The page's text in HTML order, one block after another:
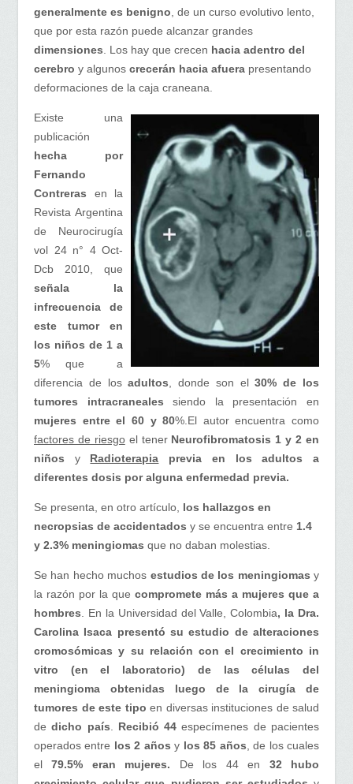
generalmente es benigno , de un curso evolutivo lento,
que por esta razón puede alcanzar grandes
dimensiones . Los hay que crecen hacia adentro del
cerebro y algunos crecerán hacia afuera presentando
deformaciones de la caja craneana.
Existe una
publicación
hecha por
Fernando
Contreras en la
Revista Argentina
de Neurocirugía
vol 24 n° 4 Oct-
Dcb 2010, que
señala la
infrecuencia de
este tumor en
los niños de 1 a
5% que a
diferencia de losadultos , donde son el30% de los
tumores intracraneales siendo la presentación en
mujeres entre el 60 y 80%.El autor encuentra como
factores de riesgoel tener Neurofibromatosis 1 y 2 en
niños y Radioterapia previa en los adultos a
diferentes dosis por alguna enfermedad previa.
Se presenta, en otro artículo, los hallazgos en
necropsias de accidentados y se encuentra entre 1.4
y 2.3% meningiomas que no daban molestias.
Se han hecho muchos estudios de los meningiomas y
la razón por la que compromete más a mujeres que a
hombres . En la Universidad del Valle, Colombia, la Dra.
Carolina Isaca presentó su estudio de alteraciones
cromosómicas y su relación con el crecimiento in
vitro (en el laboratorio) de las células del
meningioma obtenidas luego de la cirugía de
tumores de este tipo en diversas instituciones de salud
dedicho país Recibió 44 especímenes de pacientes
operados entre los 2 años y los 85 años , de los cuales
el79.5% eran mujeres. De los 44 en 32 hubo